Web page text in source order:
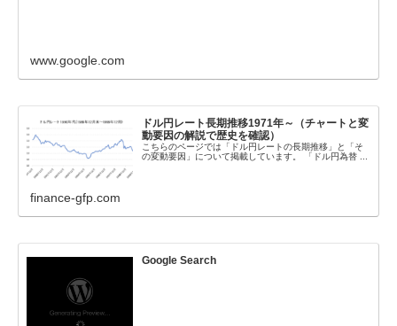
www.google.com
ドル円レート長期推移1971年～（チャートと変
動要因の解説で歴史を確認）
こちらのページでは「ドル円レートの長期推移」と「そ
の変動要因」について掲載しています。 「ドル円為替 ...
finance-gfp.com
Google Search